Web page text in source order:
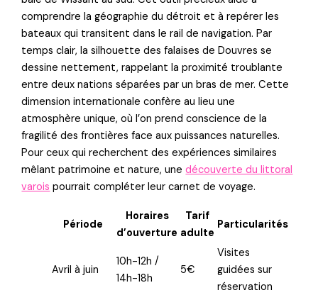
comprendre la géographie du détroit et à repérer les
bateaux qui transitent dans le rail de navigation. Par
temps clair, la silhouette des falaises de Douvres se
dessine nettement, rappelant la proximité troublante
entre deux nations séparées par un bras de mer. Cette
dimension internationale confère au lieu une
atmosphère unique, où l’on prend conscience de la
fragilité des frontières face aux puissances naturelles.
Pour ceux qui recherchent des expériences similaires
mêlant patrimoine et nature, unedécouverte du littoral
varois pourrait compléter leur carnet de voyage.
Période
Horaires
d’ouverture
Tarif
adulte
Particularités
Avril à juin
10h-12h /
14h-18h
5€
Visites
guidées sur
réservation